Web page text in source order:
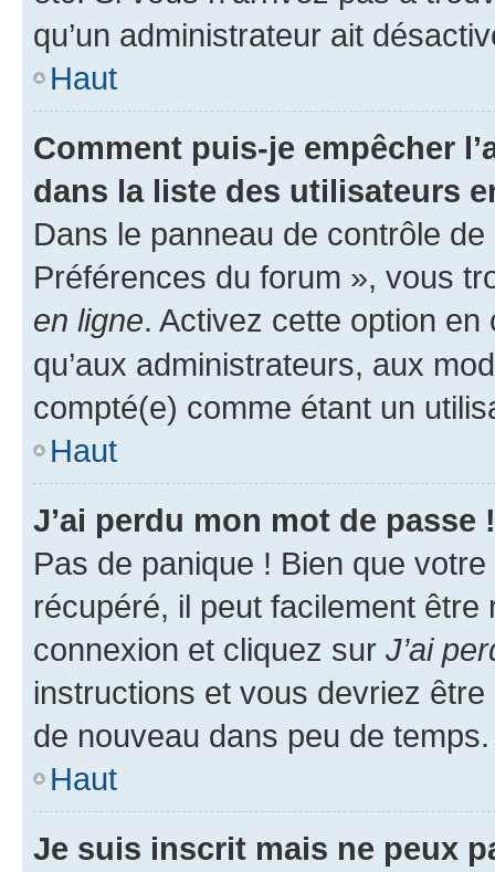
qu’un administrateur ait
Haut
Comment puis-je empêcher
dans la liste des utilisateurs
Dans le panneau de contrôle
Préférences du forum », vous
en ligne. Activez cette option
qu’aux administrateurs, aux
compté(e) comme étant un
Haut
J’ai perdu mon mot de passe !
Pas de panique ! Bien que
récupéré, il peut facilement
connexion et cliquez sur J’ai
instructions et vous devriez
de nouveau dans peu de temps.
Haut
Je suis inscrit mais ne peux